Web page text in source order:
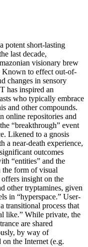
potent short-lasting
last decade,
visionary brew
Known to effect out-of-
changes in sensory
has inspired an
who typically embrace
and other compounds.
online repositories and
“breakthrough” event
Likened to a gnosis
a near-death experience,
outcomes
“entities” and the
form of visual
insight on the
other tryptamines, given
in “hyperspace.” User-
transitional process that
like.” While private, the
are shared
by way of
the Internet (e.g.